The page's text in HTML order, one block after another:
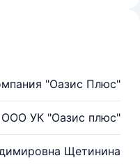
"Оазис Плюс"
ООО УК "Оазис плюс"
Щетинина